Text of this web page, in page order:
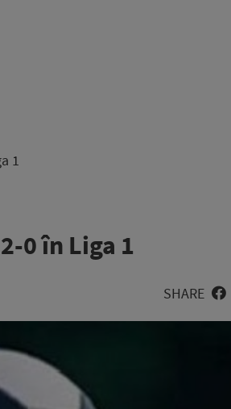
1
0 în Liga 1
SHARE